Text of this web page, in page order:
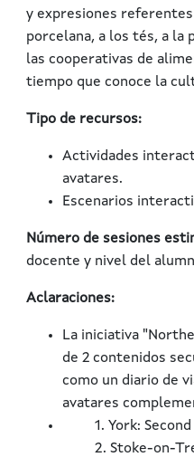
y expresiones referentes
porcelana, a los tés, a la
las cooperativas de
tiempo que conoce la
Tipo de recursos:
Actividades
avatares.
Escenarios
Número de sesiones
docente y nivel del
Aclaraciones:
La iniciativa
de 2 contenidos
como un diario de
avatares
1. York: Second
2. Stoke-on-